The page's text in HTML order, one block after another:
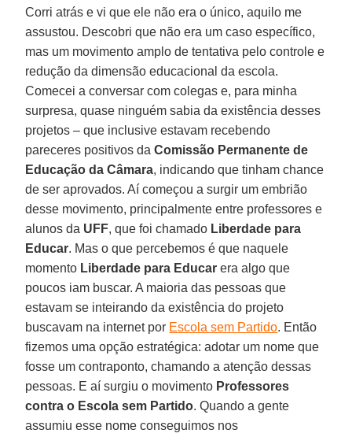
Corri atrás e vi que ele não era o único, aquilo me
assustou. Descobri que não era um caso específico,
mas um movimento amplo de tentativa pelo controle e
redução da dimensão educacional da escola.
Comecei a conversar com colegas e, para minha
surpresa, quase ninguém sabia da existência desses
projetos – que inclusive estavam recebendo
pareceres positivos daComissão Permanente de
Educação da Câmara, indicando que tinham chance
de ser aprovados. Aí começou a surgir um embrião
desse movimento, principalmente entre professores e
alunos da UFF, que foi chamado Liberdade para
Educar. Mas o que percebemos é que naquele
momento Liberdade para Educar era algo que
poucos iam buscar. A maioria das pessoas que
estavam se inteirando da existência do projeto
buscavam na internet por Escola sem Partido. Então
fizemos uma opção estratégica: adotar um nome que
fosse um contraponto, chamando a atenção dessas
pessoas. E aí surgiu o movimento Professores
contra o Escola sem Partido. Quando a gente
assumiu esse nome conseguimos nos